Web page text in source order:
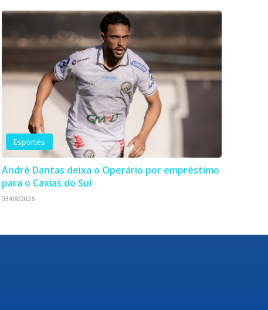
Esportes
André Dantas deixa o Operário por empréstimo
para o Caxias do Sul
03/08/2026